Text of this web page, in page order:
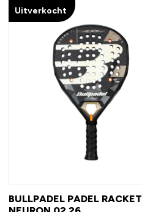
Uitverkocht
BULLPADEL PADEL RACKET